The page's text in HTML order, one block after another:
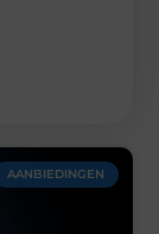
AANBIEDINGEN